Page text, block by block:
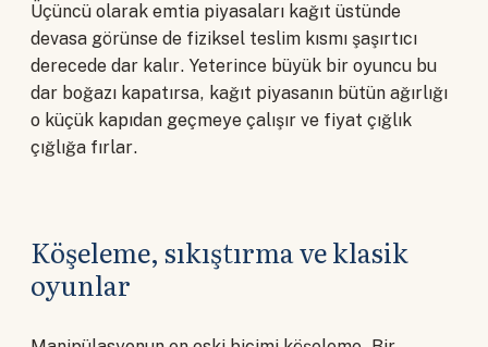
Üçüncü olarak emtia piyasaları kağıt üstünde
devasa görünse de fiziksel teslim kısmı şaşırtıcı
derecede dar kalır. Yeterince büyük bir oyuncu bu
dar boğazı kapatırsa, kağıt piyasanın bütün ağırlığı
o küçük kapıdan geçmeye çalışır ve fiyat çığlık
çığlığa fırlar.
Köşeleme, sıkıştırma ve klasik
oyunlar